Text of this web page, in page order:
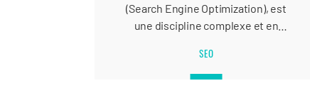
(Search Engine Optimization), est
une discipline complexe et en
nombreuses techniques SEO qui
contribuent à améliorer le
SEO